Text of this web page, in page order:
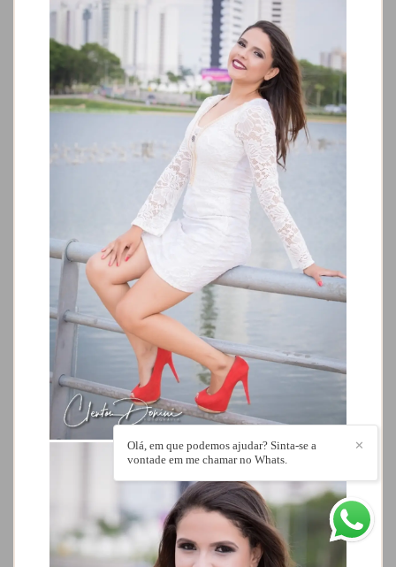
✕
Olá, em que podemos ajudar? Sinta-se a
vontade em me chamar no Whats.